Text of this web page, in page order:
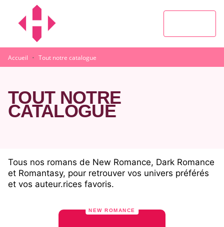
MENU
Accueil · Tout notre catalogue
TOUT NOTRE
CATALOGUE
Tous nos romans de New Romance, Dark Romance
et Romantasy, pour retrouver vos univers préférés
et vos auteur.rices favoris.
NEW ROMANCE